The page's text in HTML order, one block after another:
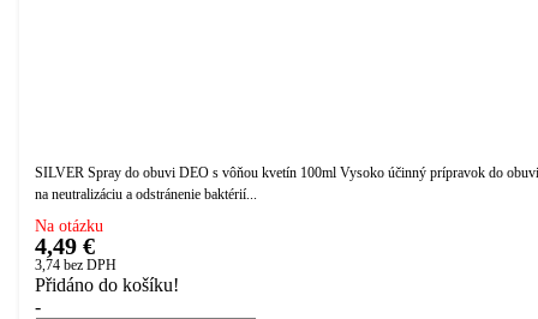
SILVER Spray do obuvi DEO s vôňou kvetín 100ml Vysoko účinný prípravok do obuvi
na neutralizáciu a odstránenie baktérií...
Na otázku
4,49 €
3,74 bez DPH
Přidáno do košíku!
-